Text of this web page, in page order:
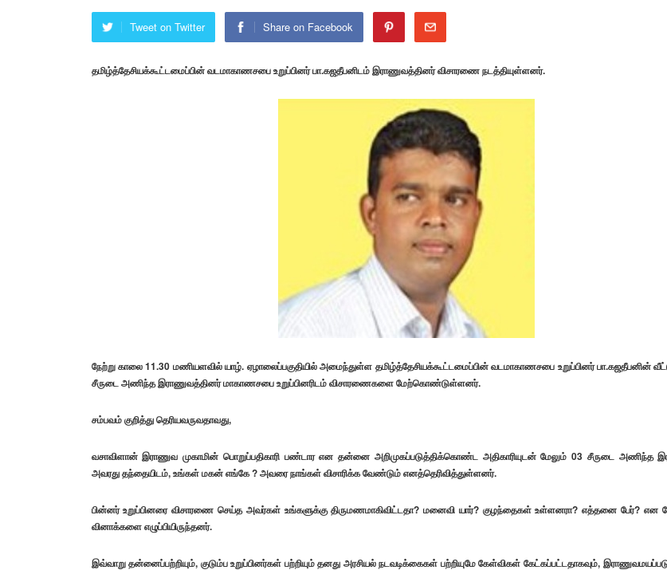
Tweet on Twitter Share on Facebook
தமிழ்த்தேசியக்கூட்டமைப்பின் வடமாகாணசபை உறுப்பினர் பா.கஜதீபனிடம் இராணுவத்தினர் விசாரணை நடத்தியுள்ளனர்.
நேற்று காலை 11.30 மணியளவில் யாழ். ஏழாலைப்பகுதியில் அமைந்துள்ள தமிழ்த்தேசியக்கூட்டமைப்பின் வடமாகாணசபை உறுப்பினர் பா.கஜதீபனின்
சீருடை அணிந்த இராணுவத்தினர் மாகாணசபை உறுப்பினரிடம் விசாரணைகளை மேற்கொண்டுள்ளனர்.
சம்பவம் குறித்து தெரியவருவதாவது,
வசாவிளான் இராணுவ முகாமின் பொறுப்பதிகாரி பண்டார என தன்னை அறிமுகப்படுத்திக்கொண்ட அதிகாரியுடன் மேலும் 03 சீருடை அணிந்த
அவரது தந்தையிடம், உங்கள் மகன் எங்கே ? அவரை நாங்கள் விசாரிக்க வேண்டும் எனத்தெரிவித்துள்ளனர்.
பின்னர் உறுப்பினரை விசாரணை செய்த அவர்கள் உங்களுக்கு திருமணமாகிவிட்டதா? மனைவி யார்? குழந்தைகள் உள்ளனரா? எத்தனை பேர்? என
வினாக்களை எழுப்பியிருந்தனர்.
இவ்வாறு தன்னைப்பற்றியும், குடும்ப உறுப்பினர்கள் பற்றியும் தனது அரசியல் நடவடிக்கைகள் பற்றியுமே கேள்விகள் கேட்கப்பட்டதாகவும்,